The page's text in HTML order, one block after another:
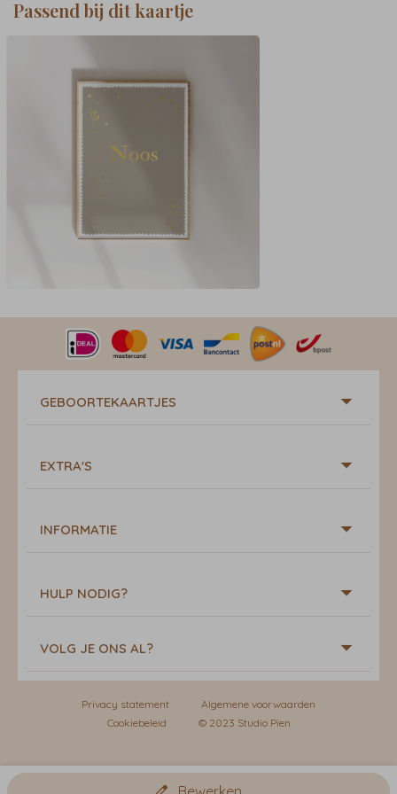
Passend bij dit kaartje
GEBOORTEKAARTJES
EXTRA'S
INFORMATIE
HULP NODIG?
VOLG JE ONS AL?
Privacy statement
Algemene voorwaarden
Cookiebeleid
© 2023 Studio Pien